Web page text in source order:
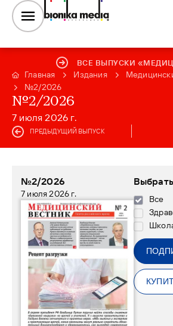
Главная Издания
№2/2026
ВСЕ ВЫПУСКИ
№2/2026
7 июля 2026 г.
ПРЕДЫДУЩИЙ ВЫПУСК
№2/2026
7 июля 2026 г.
Все